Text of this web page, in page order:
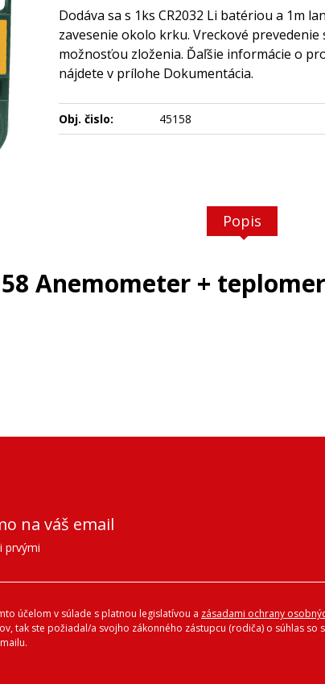
Dodáva sa s 1ks CR2032 Li batériou a 1m
zavesenie okolo krku. Vreckové prevedenie
možnosťou zloženia. Ďaľšie informácie o
nájdete v prílohe Dokumentácia.
Obj. čislo: 45158
Popis
Anemometer +
na váš email
prvými
účelom v súlade s platnou legislatívou a zásadami ochrany
tak ste požiadal/a svojho zákonného zástupcu (rodiča) o súhlas